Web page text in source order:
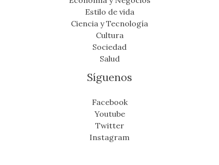
Estilo de vida
Ciencia y Tecnología
Cultura
Sociedad
Salud
Síguenos
Facebook
Youtube
Twitter
Instagram